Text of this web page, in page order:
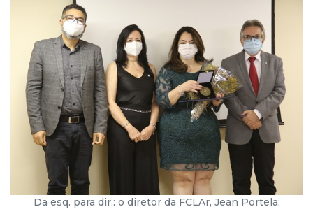
Da esq. para dir.: o diretor da FCLAr, Jean Portela;